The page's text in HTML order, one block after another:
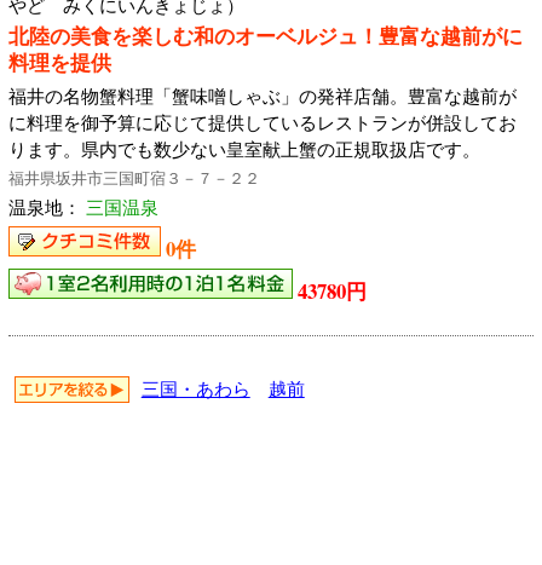
やど みくにいんきょじょ）
北陸の美食を楽しむ和のオーベルジュ！豊富な越前がに
料理を提供
福井の名物蟹料理「蟹味噌しゃぶ」の発祥店舗。豊富な越前が
に料理を御予算に応じて提供しているレストランが併設してお
ります。県内でも数少ない皇室献上蟹の正規取扱店です。
福井県坂井市三国町宿３－７－２２
温泉地： 三国温泉
0件
43780円
三国・あわら 越前